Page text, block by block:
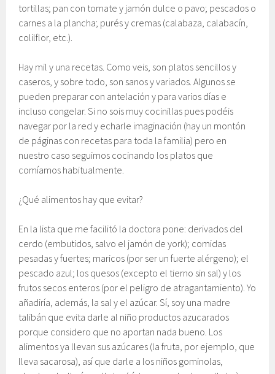
tortillas; pan con tomate y jamón dulce o pavo; pescados o
carnes a la plancha; purés y cremas (calabaza, calabacín,
colilflor, etc.).
Hay mil y una recetas. Como veis, son platos sencillos y
caseros, y sobre todo, son sanos y variados. Algunos se
pueden preparar con antelación y para varios días e
incluso congelar. Si no sois muy cocinillas pues podéis
navegar por la red y echarle imaginación (hay un montón
de páginas con recetas para toda la familia) pero en
nuestro caso seguimos cocinando los platos que
comíamos habitualmente.
¿Qué alimentos hay que evitar?
En la lista que me facilitó la doctora pone: derivados del
cerdo (embutidos, salvo el jamón de york); comidas
pesadas y fuertes; maricos (por ser un fuerte alérgeno); el
pescado azul; los quesos (excepto el tierno sin sal) y los
frutos secos enteros (por el peligro de atragantamiento). Yo
añadiría, además, la sal y el azúcar. Sí, soy una madre
talibán que evita darle al niño productos azucarados
porque considero que no aportan nada bueno. Los
alimentos ya llevan sus azúcares (la fruta, por ejemplo, que
lleva sacarosa), así que darle a los niños gominolas,